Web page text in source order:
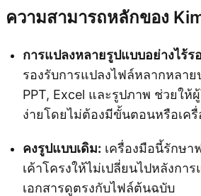
ความสามารถหลักของ
การแปลงหลายรูปแบบอย่างไร้ร
รองรับการแปลงไฟล์หลากหลาย
PPT, Excel และรูปภาพ ช่วยให้
ง่ายโดยไม่ต้องมีขั้นตอนหรือเครื่
คงรูปแบบเดิม: เครื่องมือนี้รักษา
เค้าโครงให้ไม่เปลี่ยนไปหลังกา
เอกสารดูตรงกับไฟล์ต้นฉบับ